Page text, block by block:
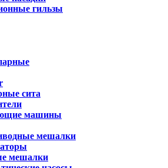
гильзы
сита
машины
мешалки
мешалки